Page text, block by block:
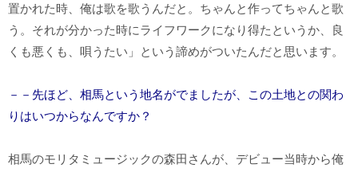
置かれた時、俺は歌を歌うんだと。ちゃんと作ってちゃんと歌
う。それが分かった時にライフワークになり得たというか、良
くも悪くも、唄うたい」という諦めがついたんだと思います。
－－先ほど、相馬という地名がでましたが、この土地との関わ
りはいつからなんですか？
相馬のモリタミュージックの森田さんが、デビュー当時から俺